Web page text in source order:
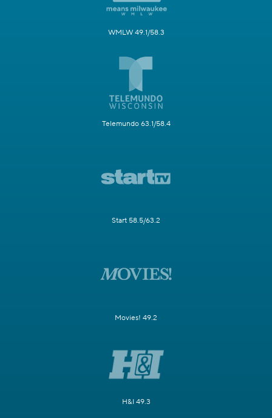
WMLW 49.1/58.3
Telemundo 63.1/58.4
Start 58.5/63.2
Movies! 49.2
H&I 49.3